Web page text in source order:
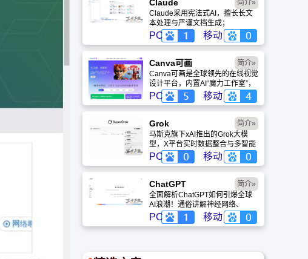
Claude
Claude采用宪法式AI，擅长长文
本处理与严谨文档生成；
ChatGPT基于RLHF，在复杂推
理、代码与快速迭代上占优。两者
定位不同，各有千秋。
PC 移动
简介»
Canva可画
Canva可画是全球领先的在线视觉
设计平台，内置AI“魔力工作室”，
提供海量正版模板与素材。无论是
自媒体封面、企业海报还是PPT，
零基础用户也能轻松实现专业级创
作，让设计触手可及。
PC 移动
简介»
Grok
马斯克旗下xAI推出的Grok大模
型，X平台实时数据整合与多智能
体协作的核心优势。针对其中文能
力、隐私安全及幻觉问题等高频疑
问进行客观解答，提供AI选型参
考。
PC 移动
简介»
ChatGPT‌
全面解析ChatGPT如何引爆全球
AI浪潮！通俗讲解神经网络、
Transformer与RLHF核心技术，
带您轻松看懂大语言模型如何重塑
PC 移动
简介»